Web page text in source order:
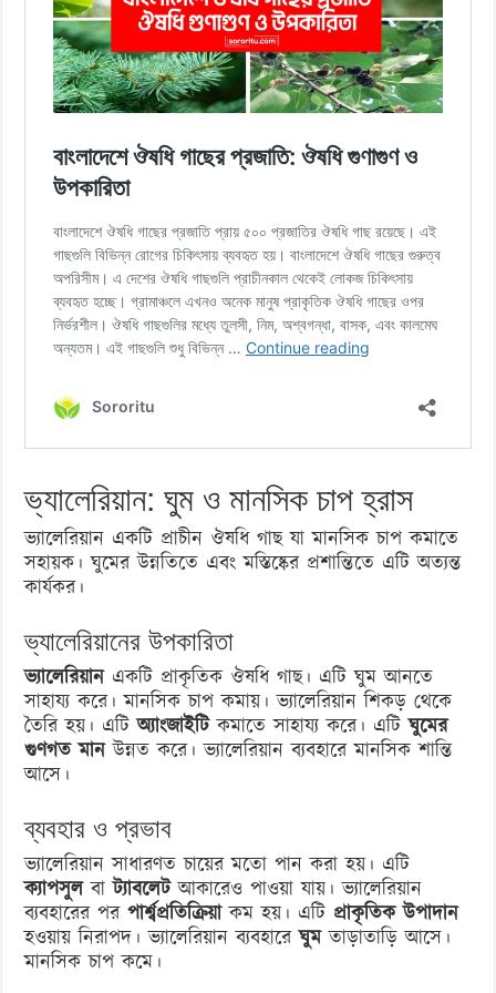
ভ্যালেরিয়ান: ঘুম ও মানসিক চাপ হ্রাস
ভ্যালেরিয়ান একটি প্রাচীন ঔষধি গাছ যা মানসিক চাপ কমাতে
সহায়ক। ঘুমের উন্নতিতে এবং মস্তিষ্কের প্রশান্তিতে এটি অত্যন্ত
কার্যকর।
ভ্যালেরিয়ানের উপকারিতা
ভ্যালেরিয়ানএকটি প্রাকৃতিক ঔষধি গাছ। এটি ঘুম আনতে
সাহায্য করে। মানসিক চাপ কমায়। ভ্যালেরিয়ান শিকড় থেকে
তৈরি হয়। এটিঅ্যাংজাইটিকমাতে সাহায্য করে। এটিঘুমের
গুণগত মানউন্নত করে। ভ্যালেরিয়ান ব্যবহারে মানসিক শান্তি
আসে।
ব্যবহার ও প্রভাব
ভ্যালেরিয়ান সাধারণত চায়ের মতো পান করা হয়। এটি
ক্যাপসুলবাট্যাবলেটআকারেও পাওয়া যায়। ভ্যালেরিয়ান
ব্যবহারের পরপার্শ্বপ্রতিক্রিয়াকম হয়। এটি প্রাকৃতিক উপাদান
হওয়ায় নিরাপদ। ভ্যালেরিয়ান ব্যবহারেঘুমতাড়াতাড়ি আসে।
মানসিক চাপ কমে।